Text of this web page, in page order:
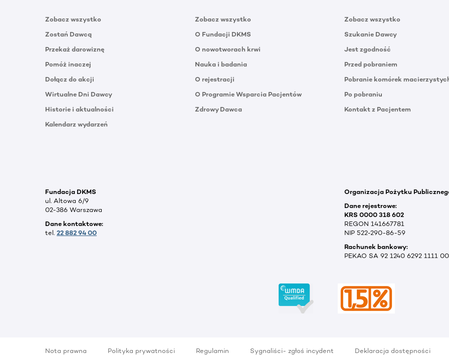
Zobacz wszystko
Zostań Dawcą
Przekaż darowiznę
Pomóż inaczej
Dołącz do akcji
Wirtualne Dni Dawcy
Historie i aktualności
Kalendarz wydarzeń
Zobacz wszystko
O Fundacji DKMS
O nowotworach krwi
Nauka i badania
O rejestracji
O Programie Wsparcia Pacjentów
Zdrowy Dawca
Zobacz wszystko
Szukanie Dawcy
Jest zgodność
Przed pobraniem
Pobranie komórek
Po pobraniu
Kontakt z Pacjentem
Fundacja DKMS
ul. Altowa 6/9
02-386 Warszawa
Dane kontaktowe:
tel. 22 882 94 00
Organizacja Pożytku
Dane rejestrowe:
KRS 0000 318 602
REGON 141667781
NIP 522-290-86-59
Rachunek bankowy:
PEKAO SA 92 1240 6292 1111
Nota prawna Polityka prywatności Regulamin Sygnaliści- zgłoś incydent Deklaracja dostępności